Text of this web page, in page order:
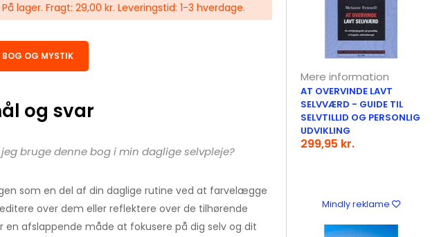
På lager. Fragt: 29,00 kr. Leveringstid: 1-3 hverdage.
OG MYSTIK
og svar
bruge denne bog i min daglige selvpleje?
som en del af din daglige rutine ved at farvelægge
over dem eller reflektere over de tilhørende
en afslappende måde at fokusere på dig selv og dit
Mere information
AT OVERVINDE LAVT
SELVVÆRD - GUIDE TIL
SELVTILLID OG PERSONLIG
UDVIKLING
299,95 kr.
Mindly reklame